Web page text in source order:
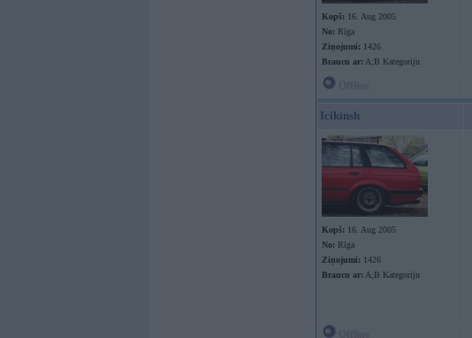
Kopš: 16. Aug 2005
No: Rīga
Ziņojumi: 1426
Braucu ar: A;B Kategoriju
Icikinsh
Kopš: 16. Aug 2005
No: Rīga
Ziņojumi: 1426
Braucu ar: A;B Kategoriju